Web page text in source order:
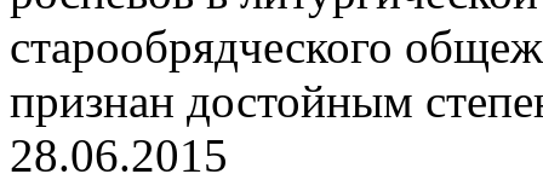
старообрядческого
признан достойным
28.06.2015